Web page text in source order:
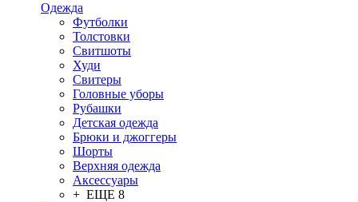
Одежда
Футболки
Толстовки
Свитшоты
Худи
Свитеры
Головные уборы
Рубашки
Детская одежда
Брюки и джоггеры
Шорты
Верхняя одежда
Аксессуары
+ ЕЩЕ 8